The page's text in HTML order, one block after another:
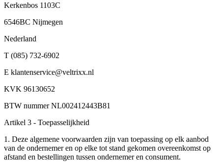
Kerkenbos 1103C
6546BC Nijmegen
Nederland
T (085) 732-6902
E klantenservice@veltrixx.nl
KVK 96130652
BTW nummer NL002412443B81
Artikel 3 - Toepasselijkheid
1. Deze algemene voorwaarden zijn van toepassing op elk aanbod
van de ondernemer en op elke tot stand gekomen overeenkomst op
afstand en bestellingen tussen ondernemer en consument.